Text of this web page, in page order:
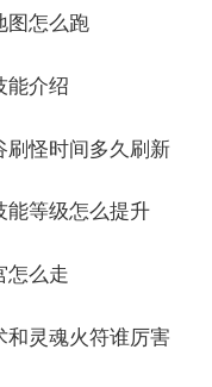
图怎么跑
能介绍
刷怪时间多久刷新
能等级怎么提升
怎么走
和灵魂火符谁厉害